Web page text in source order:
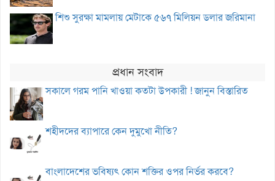
শিশু সুরক্ষা মামলায় মেটাকে ৫৬৭ মিলিয়ন ডলার জরিমানা
প্রধান সংবাদ
সকালে গরম পানি খাওয়া কতটা উপকারী ! জানুন বিস্তারিত
শহীদদের ব্যাপারে কেন দুমুখো নীতি?
বাংলাদেশের ভবিষ্যৎ কোন শক্তির ওপর নির্ভর করবে?